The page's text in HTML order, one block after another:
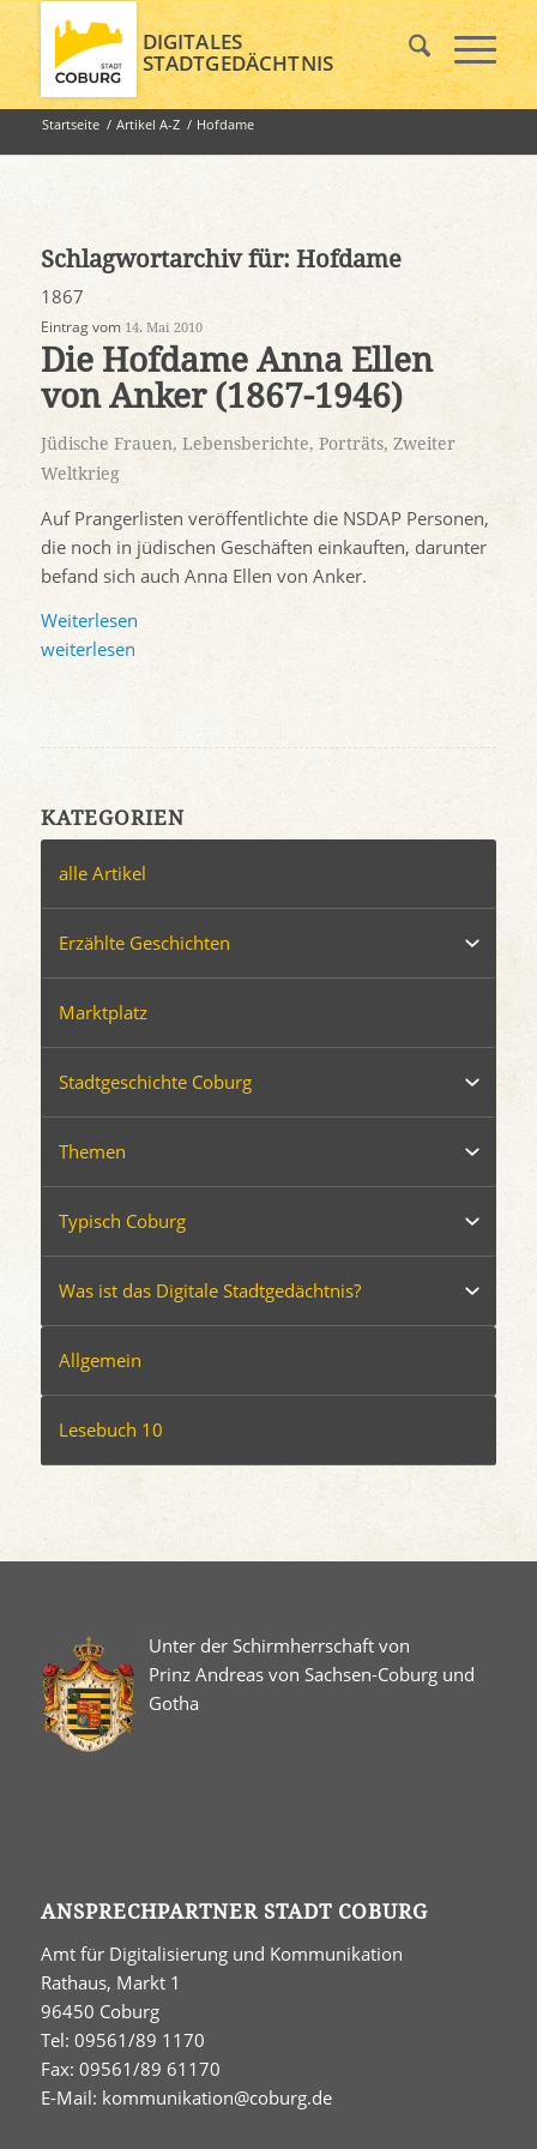
DIGITALES
STADTGEDÄCHTNIS
Startseite / Artikel A-Z / Hofdame
Schlagwortarchiv für: Hofdame
1867
Eintrag vom 14. Mai 2010
Die Hofdame Anna Ellen
von Anker (1867-1946)
Jüdische Frauen, Lebensberichte, Porträts, Zweiter
Weltkrieg
Auf Prangerlisten veröffentlichte die NSDAP Personen,
die noch in jüdischen Geschäften einkauften, darunter
befand sich auch Anna Ellen von Anker.
Weiterlesen
weiterlesen
KATEGORIEN
alle Artikel
Erzählte Geschichten
Marktplatz
Stadtgeschichte Coburg
Themen
Typisch Coburg
Was ist das Digitale Stadtgedächtnis?
Allgemein
Lesebuch 10
Unter der Schirmherrschaft von
Prinz Andreas von Sachsen-Coburg und
Gotha
ANSPRECHPARTNER STADT COBURG
Amt für Digitalisierung und Kommunikation
Rathaus, Markt 1
96450 Coburg
Tel: 09561/89 1170
Fax: 09561/89 61170
E-Mail: kommunikation@coburg.de